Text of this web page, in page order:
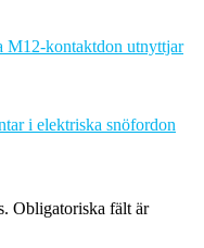
M12-kontaktdon utnyttjar
i elektriska snöfordon
Obligatoriska fält är